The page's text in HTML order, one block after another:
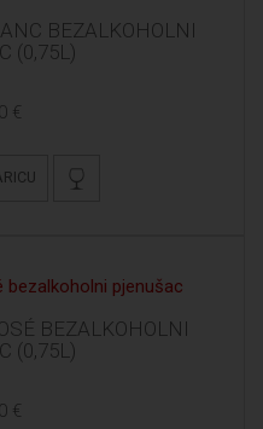
BEZALKOHOLNI
(0,75L)
€
BEZALKOHOLNI
(0,75L)
€